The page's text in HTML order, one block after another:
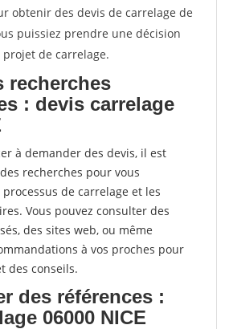
obtenir des devis de carrelage de
puissiez prendre une décision
de carrelage.
recherches
: devis carrelage
à demander des devis, il est
recherches pour vous
de carrelage et les
Vous pouvez consulter des
des sites web, ou même
à vos proches pour
des conseils.
des références :
06000 NICE